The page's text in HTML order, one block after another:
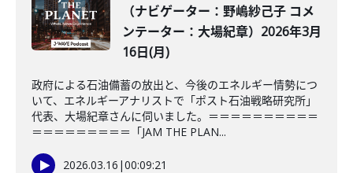
（ナビゲーター：野嶋紗己子 コメ
ンテーター：大場紀章）2026年3月
16日(月)
政府による石油備蓄の放出と、今後のエネルギー情勢につ
いて、エネルギーアナリストで「ポスト石油戦略研究所」
代表、大場紀章さんに伺いました。＝＝＝＝＝＝＝＝＝＝
＝＝＝＝＝＝＝＝＝「JAM THE PLAN...
2026.03.16 |00:09:21